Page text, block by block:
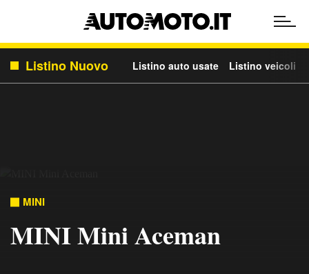
Listino Nuovo Listino auto usate Listino veicoli
MINI
MINI Mini Aceman